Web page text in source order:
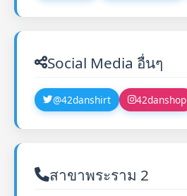
Social Media อื่นๆ
@42danshirt 42danshop
สาขาพระราม 2